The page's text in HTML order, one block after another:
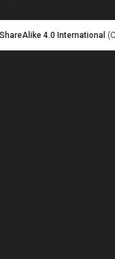
4.0 International